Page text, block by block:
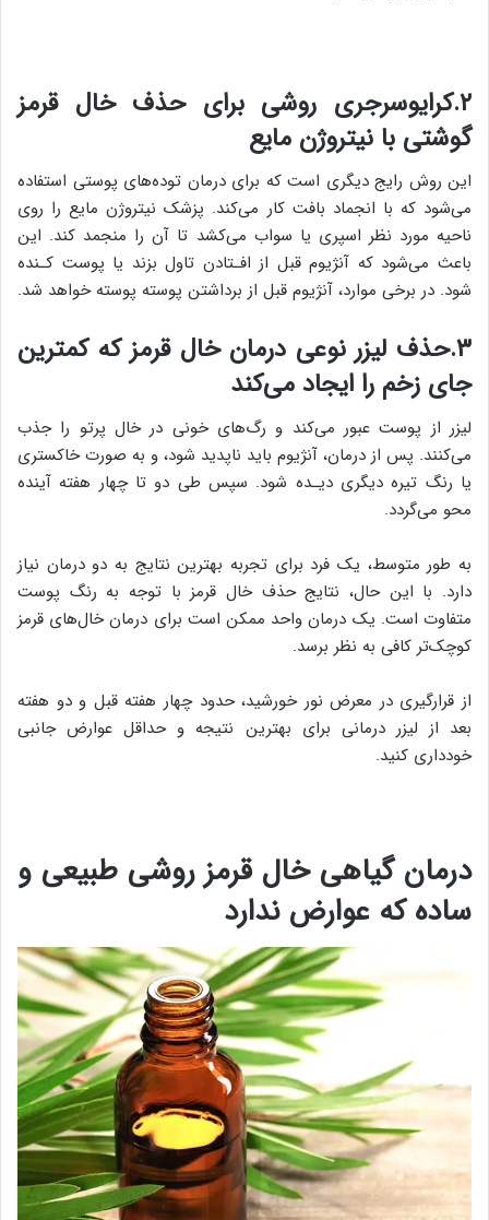
۲.کرایوسرجری روشی برای حذف خال قرمز
گوشتی با نیتروژن مایع
این روش رایج دیگری است که برای درمان توده‌های پوستی استفاده
می‌شود که با انجماد بافت کار می‌کند. پزشک نیتروژن مایع را روی
ناحیه مورد نظر اسپری یا سواب می‌کشد تا آن را منجمد کند. این
باعث می‌شود که آنژیوم قبل از افـتادن تاول بزند یا پوست کـنده
شود. در برخی موارد، آنژیوم قبل از برداشتن پوسته پوسته خواهد شد.
۳.حذف لیزر نوعی درمان خال قرمز که کمترین
جای زخم را ایجاد می‌کند
لیزر از پوست عبور می‌کند و رگ‌های خونی در خال پرتو را جذب
می‌کنند. پس از درمان، آنژیوم باید ناپدید شود، و به صورت خاکستری
یا رنگ تیره دیگری دیـده شود. سپس طی دو تا چهار هفته ‌آینده
محو می‌گردد.
به طور متوسط، یک فرد برای تجربه بهترین نتایج به دو درمان نیاز
دارد. با این حال، نتایج حذف خال قرمز با توجه به رنگ پوست
متفاوت است. یک درمان واحد ممکن است برای درمان خال‌های قرمز
کوچک‌تر کافی به نظر برسد.
از قرارگیری در معرض نور خورشید، حدود چهار هفته قبل و دو هفته
بعد از لیزر درمانی برای بهترین نتیجه و حداقل عوارض جانبی
خودداری کنید.
درمان گیاهی خال قرمز روشی طبیعی و
ساده که عوارض ندارد